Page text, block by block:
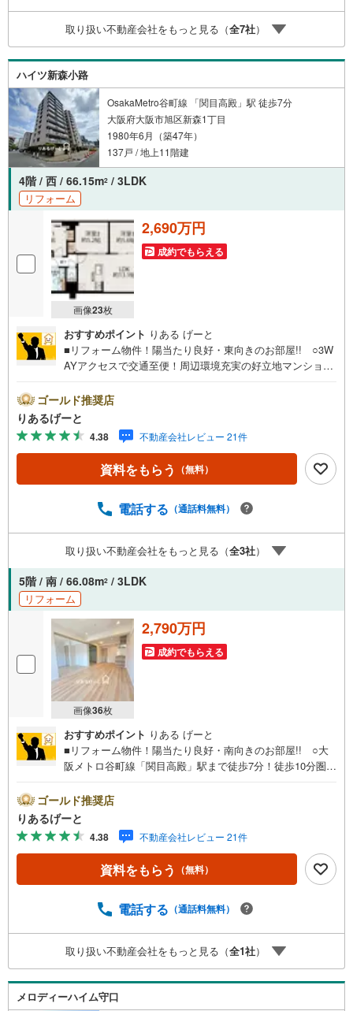
て送迎致します！【リフォーム相談】資格を持った専門ス
タッフがお悩みに合わせてお話をうかがい、お客さまにぴ
ったりの提案を行います！■その他:物件相談、住宅ローン
相談、ご質問、気になること、何でもお気軽にご相談くだ
さい！
取り扱い不動産会社をもっと見る（全7社）
ハイツ新森小路
OsakaMetro谷町線 「関目高殿」駅 徒歩7分
大阪府大阪市旭区新森1丁目
1980年6月（築47年）
137戸 / 地上11階建
4階 / 西 / 66.15m2 / 3LDK
リフォーム
画像23枚
2,690万円
成約でもらえる
おすすめポイント りある げーと
■リフォーム物件！陽当たり良好・東向きのお部屋!! ○3W
AYアクセスで交通至便！周辺環境充実の好立地マンショ
置！快適性が考えられた内装！■物件検討中のお客さま！ち
ょっと見学してみたいだけなどでも内覧可能です！売主さ
まの都合等で見学ができない場合がございます。お気軽に
「りあるげーと」までお問合わせ下さい！■「りあるげー
と」が選ばれるポイント！■年中休まず営業中！いつでも対
応致します！・営業時間:9:00～21:00上記の時間帯は、お
相談、承ります！■【無料送迎】「小さなお子さまをつれて
ます！【リフォーム相談】資格を持った専門スタッフがお
悩みに合わせてお話をうかがい、お客さまにぴったりの提
案を行います！■その他:物件相談、住宅ローン相談、ご質
問、気になること、何でもお気軽にご相談ください！
ゴールド推奨店
りあるげーと
4.38 不動産会社レビュー 21件
資料をもらう （無料）
電話する （通話料無料）
取り扱い不動産会社をもっと見る（全3社）
5階 / 南 / 66.08m2 / 3LDK
リフォーム
画像36枚
2,790万円
成約でもらえる
おすすめポイント りある げーと
■リフォーム物件！陽当たり良好・南向きのお部屋!! ○大
阪メトロ谷町線「関目高殿」駅まで徒歩7分！徒歩10分圏内
至便！周辺環境充実の好立地！■物件検討中のお客さま！ち
ょっと見学してみたいだけなどでも内覧可能です！売主さ
まの都合等で見学ができない場合がございます。お気軽に
「りあるげーと」までお問合わせ下さい！■「りあるげー
と」が選ばれるポイント！■年中休まず営業中！いつでも対
応致します！・営業時間:9:00～21:00上記の時間帯は、お
相談、承ります！■【無料送迎】「小さなお子さまをつれて
ます！【リフォーム相談】資格を持った専門スタッフがお
悩みに合わせてお話をうかがい、お客さまにぴったりの提
案を行います！■その他:物件相談、住宅ローン相談、ご質
問、気になること、何でもお気軽にご相談ください！
ゴールド推奨店
りあるげーと
4.38 不動産会社レビュー 21件
資料をもらう （無料）
電話する （通話料無料）
取り扱い不動産会社をもっと見る（全1社）
メロディーハイム守口